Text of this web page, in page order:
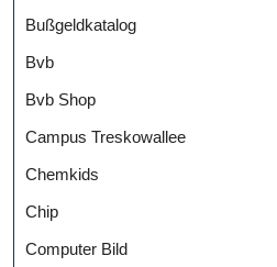
Bußgeldkatalog
Bvb
Bvb Shop
Campus Treskowallee
Chemkids
Chip
Computer Bild